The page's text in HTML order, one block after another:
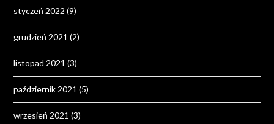
styczeń 2022 (9)
grudzień 2021 (2)
listopad 2021 (3)
październik 2021 (5)
wrzesień 2021 (3)